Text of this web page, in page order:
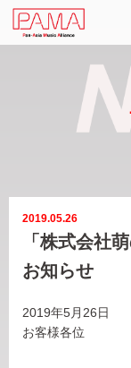
2019.05.26
「株式会社
お知らせ
2019年5月26日
お客様各位